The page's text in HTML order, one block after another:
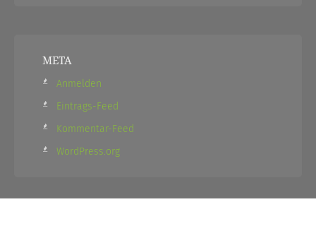
META
Anmelden
Eintrags-Feed
Kommentar-Feed
WordPress.org